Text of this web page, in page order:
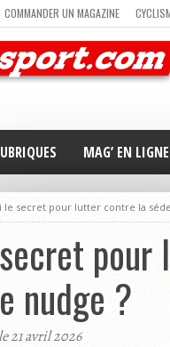
COMMANDER UN MAGAZINE
VOILE NEWSLETTER
MAG’ EN LIGNE
le secret pour lutter contre la
nudge ?
21 avril 2026